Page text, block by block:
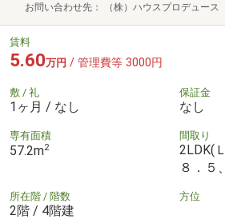
お問い合わせ先 （株）ハウスプロデュー
賃料
5.60万円 / 管理費等 3000円
敷 / 礼
1ヶ月 / なし
保証金
なし
専有面積
57.2m2
間取り
2LDK(
８．５
所在階 / 階数
2階 / 4階建
方位